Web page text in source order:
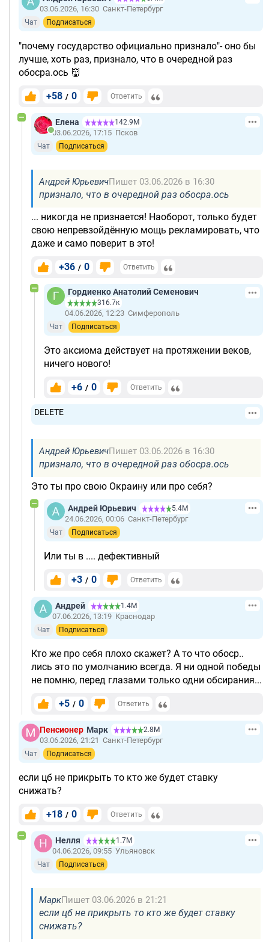
03.06.2026, 16:30 Санкт-Петербург
Чат Подписаться
"почему государство официально признало"- оно бы
лучше, хоть раз, признало, что в очередной раз
обосра.ось 👹
+58 / 0 Ответить
Елена 142.9М
03.06.2026, 17:15 Псков
Чат Подписаться
Андрей ЮрьевичПишет 03.06.2026 в 16:30
признало, что в очередной раз обосра.ось
... никогда не признается! Наоборот, только будет
свою непревзойдённую мощь рекламировать, что
даже и само поверит в это!
+36 / 0 Ответить
Гордиенко Анатолий Семенович
316.7к
04.06.2026, 12:23 Симферополь
Чат Подписаться
Это аксиома действует на протяжении веков,
ничего нового!
+6 / 0 Ответить
DELETE
Андрей ЮрьевичПишет 03.06.2026 в 16:30
признало, что в очередной раз обосра.ось
Это ты про свою Окраину или про себя?
Андрей Юрьевич 5.4М
24.06.2026, 00:06 Санкт-Петербург
Чат Подписаться
Или ты в .... дефективный
+3 / 0 Ответить
Андрей 1.4М
07.06.2026, 13:19 Краснодар
Чат Подписаться
Кто же про себя плохо скажет? А то что обоср..
лись это по умолчанию всегда. Я ни одной победы
не помню, перед глазами только одни обсирания...
+5 / 0 Ответить
Пенсионер Марк 2.8М
03.06.2026, 21:21 Санкт-Петербург
Чат Подписаться
если цб не прикрыть то кто же будет ставку
снижать?
+18 / 0 Ответить
Нелля 1.7М
04.06.2026, 09:55 Ульяновск
Чат Подписаться
МаркПишет 03.06.2026 в 21:21
если цб не прикрыть то кто же будет ставку
снижать?